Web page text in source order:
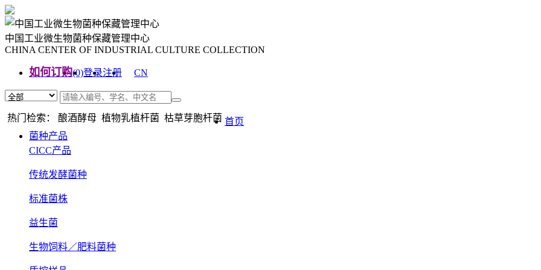
中国工业微生物菌种保藏管理中心
CHINA CENTER OF INDUSTRIAL CULTURE COLLECTION
如何订购(0)登录注册
CN
热门检索： 酿酒酵母 植物乳植杆菌 枯草芽胞杆菌 首页
菌种产品
CICC产品
传统发酵菌种
标准菌株
益生菌
生物饲料／肥料菌种